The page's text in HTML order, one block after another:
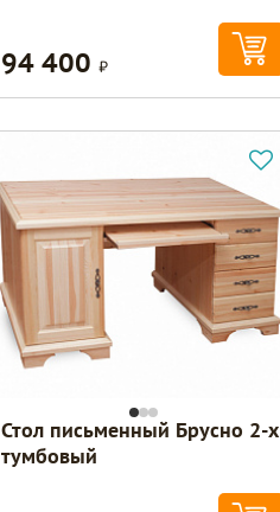
94 400 Р
Стол письменный Брусно 2-х
тумбовый